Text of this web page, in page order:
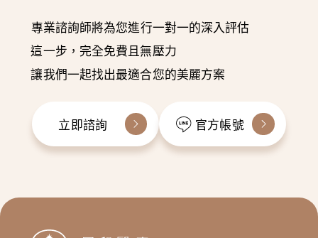
專業諮詢師將為您進行一對一的深入評估
這一步，完全免費且無壓力
讓我們一起找出最適合您的美麗方案
立即諮詢 官方帳號